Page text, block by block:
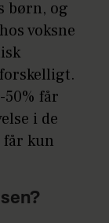
børn, og
voksne
får
i de
får kun